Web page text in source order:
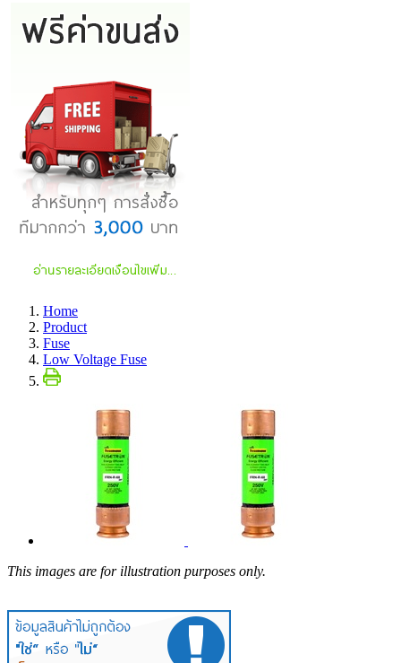
Home
Product
Fuse
Low Voltage Fuse
This images are for illustration purposes only.